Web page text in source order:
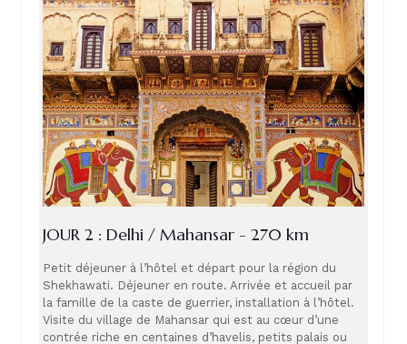
JOUR 2 : Delhi / Mahansar - 270 km
Petit déjeuner à l’hôtel et départ pour la région du
Shekhawati. Déjeuner en route. Arrivée et accueil par
la famille de la caste de guerrier, installation à l’hôtel.
Visite du village de Mahansar qui est au cœur d’une
contrée riche en centaines d’havelis, petits palais ou